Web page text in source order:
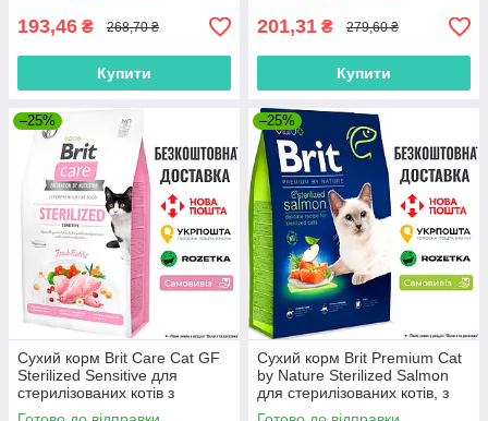
193,46 ₴ 268,70 ₴
Купити
201,31 ₴ 279,60 ₴
Купити
–25%
Сухий корм Brit Care Cat GF
Sterilized Sensitive для
стерилізованих котів з
чутливим травленням, з
–25%
Сухий корм Brit Premium Cat
by Nature Sterilized Salmon
для стерилізованих котів, з
лососем, 8 кг